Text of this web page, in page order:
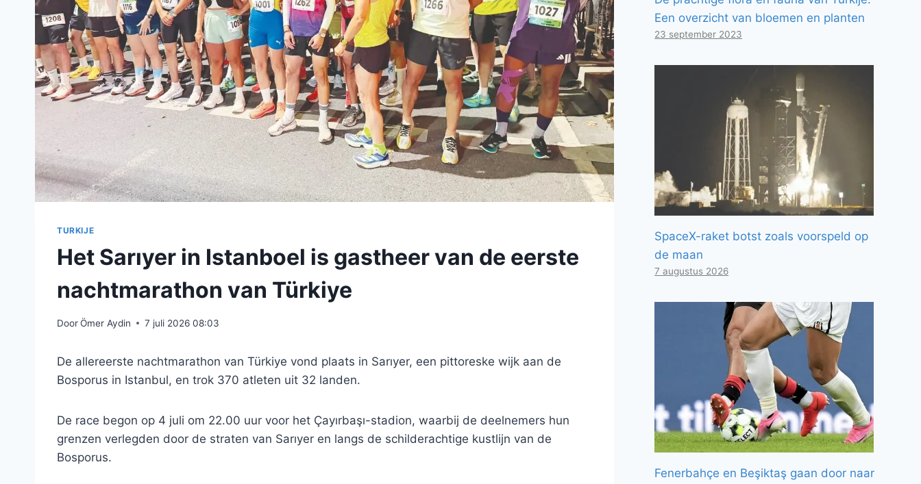
TURKIJE
Het Sarıyer in Istanboel is gastheer van de eerste
nachtmarathon van Türkiye
DoorÖmer Aydin 7 juli 2026 08:03
De allereerste nachtmarathon van Türkiye vond plaats in Sarıyer, een pittoreske wijk aan de
Bosporus in Istanbul, en trok 370 atleten uit 32 landen.
De race begon op 4 juli om 22.00 uur voor het Çayırbaşı-stadion, waarbij de deelnemers hun
grenzen verlegden door de straten van Sarıyer en langs de schilderachtige kustlijn van de
Bosporus.
Een overzicht van bloemen en planten
23 september 2023
SpaceX-raket botst zoals voorspeld op
de maan
7 augustus 2026
Fenerbahçe en Beşiktaş gaan door naar